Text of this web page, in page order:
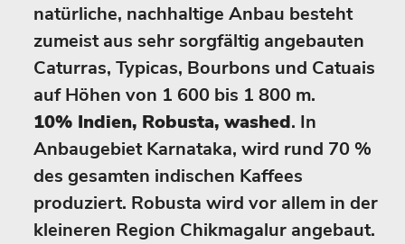
natürliche, nachhaltige Anbau besteht
zumeist aus sehr sorgfältig angebauten
Caturras, Typicas, Bourbons und Catuais
auf Höhen von 1 600 bis 1 800 m.
10% Indien, Robusta, washed. In
Anbaugebiet Karnataka, wird rund 70 %
des gesamten indischen Kaffees
produziert. Robusta wird vor allem in der
kleineren Region Chikmagalur angebaut.